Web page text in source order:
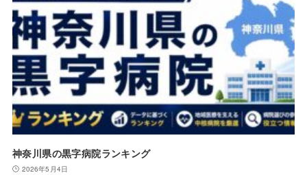
神奈川県の黒字病院ランキング
2026年5月4日